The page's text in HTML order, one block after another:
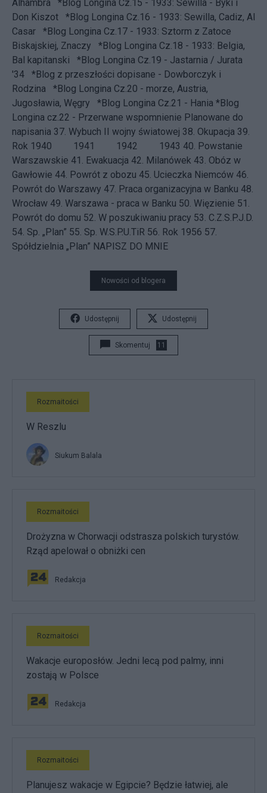
Alhambra
*Blog Longina Cz.15 - 1933: Sewilla - Byki i
Don Kiszot
*Blog Longina Cz.16 - 1933: Sewilla, Cadiz, Al
Casar
*Blog Longina Cz.17 - 1933: Sztorm z Zatoce
Biskajskiej, Znaczy
*Blog Longina Cz.18 - 1933: Belgia,
Bal kapitanski
*Blog Longina Cz.19 - Jastarnia / Jurata
'34
*Blog z przeszłości dopisane - Dowborczyk i
Rodzina
*Blog Longina Cz.20 - morze, Austria,
Jugosławia, Węgry
*Blog Longina Cz.21 - Hania *Blog
Longina cz.22 - Przerwane wspomnienie Planowane do
napisania 37. Wybuch II wojny światowej 38. Okupacja 39.
Rok 1940 1941 1942 1943 40. Powstanie
Warszawskie 41. Ewakuacja 42. Milanówek 43. Obóz w
Gawłowie 44. Powrót z obozu 45. Ucieczka Niemców 46.
Powrót do Warszawy 47. Praca organizacyjna w Banku 48.
Wrocław 49. Warszawa - praca w Banku 50. Więzienie 51.
Powrót do domu 52. W poszukiwaniu pracy 53. C.Z.S.P.J.D.
54. Sp. „Plan” 55. Sp. W.S.P.U.TiR 56. Rok 1956 57.
Spółdzielnia „Plan” NAPISZ DO MNIE
Nowości od blogera
Udostępnij Udostępnij
Skomentuj 11
Rozmaitości
W Reszlu
Siukum Balala
Rozmaitości
Drożyzna w Chorwacji odstrasza polskich turystów.
Rząd apelował o obniżki cen
Redakcja
Rozmaitości
Wakacje europosłów. Jedni lecą pod palmy, inni
zostają w Polsce
Redakcja
Rozmaitości
Planujesz wakacje w Egipcie? Będzie łatwiej, ale